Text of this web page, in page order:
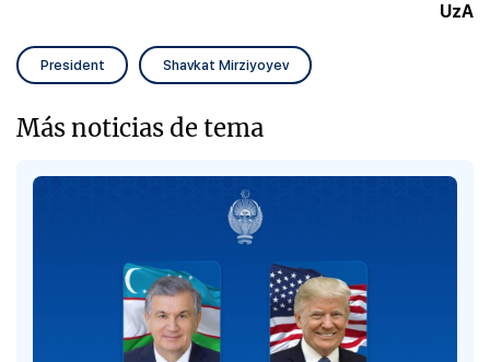
UzA
President Shavkat Mirziyoyev
Más noticias de tema